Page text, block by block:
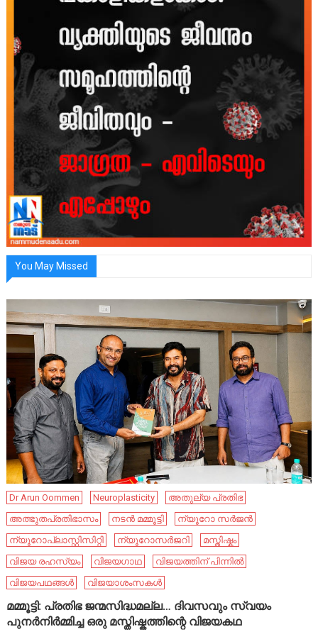
You May Missed
Dr Arun Oommen Neuroplasticity
അതുല്യ പ്രതിഭ
അത്ഭുതപ്രതിഭാസം
നടൻ മമ്മൂട്ടി
ന്യൂറോ സർജൻ
ന്യൂറോപ്ലാസ്റ്റിസിറ്റി
ന്യൂറോസർജറി
മസ്തിഷ്കം
വിജയ രഹസ്യം
വിജയഗാഥ
വിജയത്തിന് പിന്നിൽ
വിജയപഥങ്ങൾ
വിജയാശംസകൾ
മമ്മൂട്ടി: പ്രതിഭ ജന്മസിദ്ധമല്ല… ദിവസവും സ്വയം
പുനർനിർമ്മിച്ച ഒരു മസ്തിഷ്കത്തിന്റെ വിജയകഥ